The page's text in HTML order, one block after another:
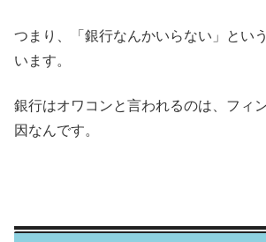
つまり、「銀行なんかいらない」とい
います。
銀行はオワコンと言われるのは、フィ
因なんです。